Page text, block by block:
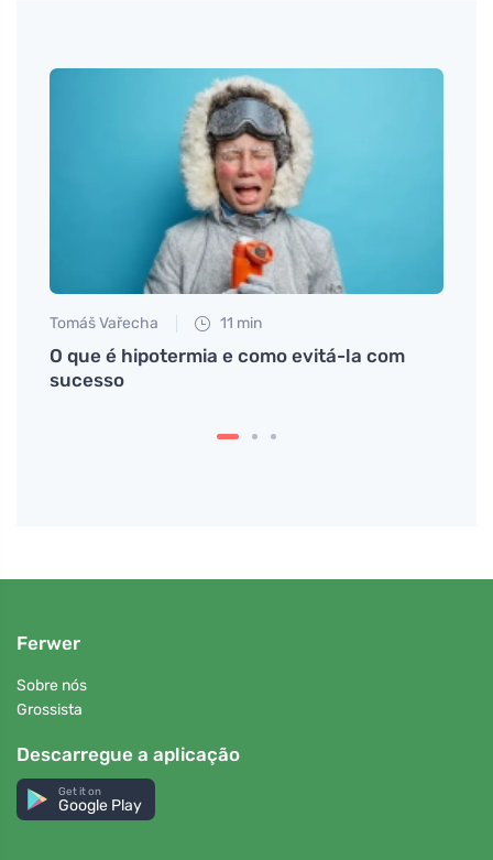
Tomáš Vařecha 11 min
O que é hipotermia e como evitá-la com
sucesso
Ferwer
Sobre nós
Grossista
Descarregue a aplicação
Get it on
Google Play